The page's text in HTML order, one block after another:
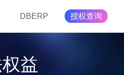
DBERP 授权查询
益